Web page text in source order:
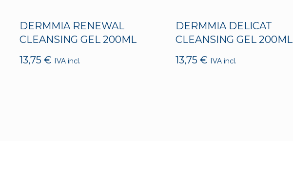
DERMMIA RENEWAL
CLEANSING GEL 200ML
13,75 € IVA incl.
DERMMIA DELICAT
CLEANSING GEL 200ML
13,75 € IVA incl.